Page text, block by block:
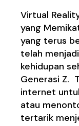
Virtual
yang
yang terus
telah
kehidupan
Generasi Z.
internet
atau
tertarik